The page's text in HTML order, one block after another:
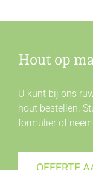
Hout op
U kunt bij ons
hout bestellen.
formulier of
OFFERTE